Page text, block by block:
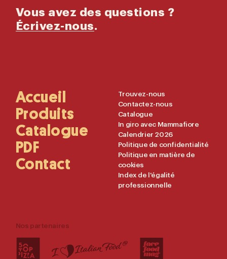
Vous avez des questions ?
Écrivez-nous.
Main
Navigation
Accueil
Produits
Catalogue
PDF
Contact
Useful
Links
Trouvez-nous
Contactez-nous
Catalogue
In giro avec Mammafiore
Calendrier 2026
Politique de confidentialité
Politique en matière de
cookies
Index de l'égalité
professionnelle
Nos partenaires